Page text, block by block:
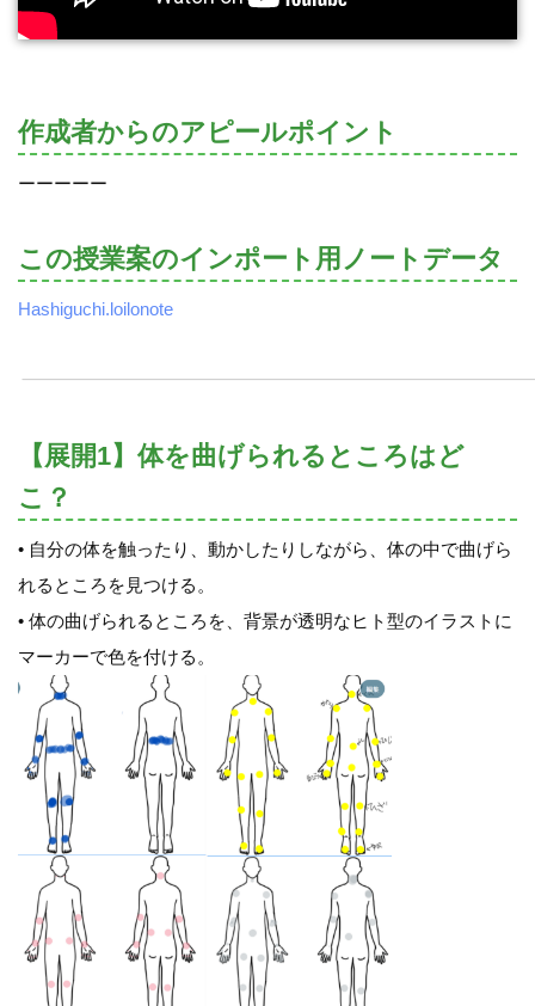
作成者からのアピールポイント
ーーーーー
この授業案のインポート用ノートデータ
Hashiguchi.loilonote
【展開1】体を曲げられるところはど
こ？
• 自分の体を触ったり、動かしたりしながら、体の中で曲げら
れるところを見つける。
• 体の曲げられるところを、背景が透明なヒト型のイラストに
マーカーで色を付ける。